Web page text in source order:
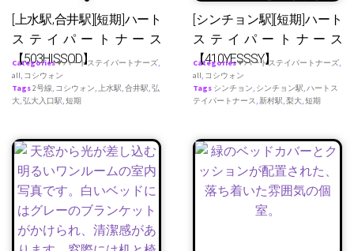
[上水駅,合井駅][短期]ハート
ステイパートナース
【503HISSOD】
Categories♥ ハートステイパートナーズ,
all, コシウォン
Tags2号線, コシウォン, 上水駅,合井駅,弘
大,弘大入口駅,短期
[シンチョン駅][短期]ハート
ステイパートナース
【410YESSSY】
Categories♥ ハートステイパートナーズ,
all, コシウォン
Tags シンチョン, シンチョン駅,ハートス
テイパートナース,新村駅,梨大,短期